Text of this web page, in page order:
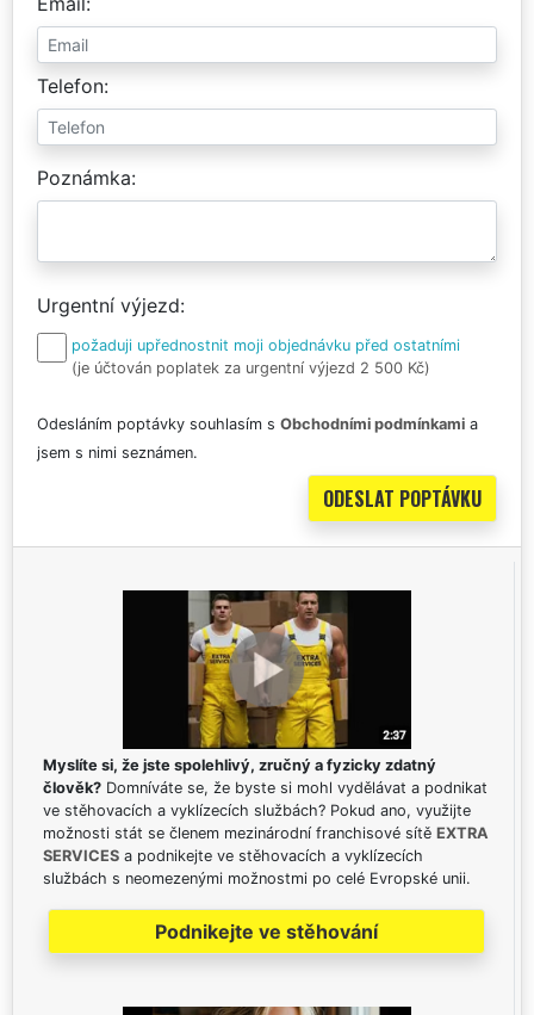
Telefon
Poznámka
Urgentní výjezd
požaduji upřednostnit moji objednávku před ostatními
(je účtován poplatek za urgentní výjezd 2 500 Kč)
Odesláním poptávky souhlasím s Obchodními podmínkami a
jsem s nimi seznámen.
Myslíte si, že jste spolehlivý, zručný a fyzicky zdatný
člověk? Domníváte se, že byste si mohl vydělávat a podnikat
ve stěhovacích a vyklízecích službách? Pokud ano, využijte
možnosti stát se členem mezinárodní franchisové sítě EXTRA
SERVICES a podnikejte ve stěhovacích a vyklízecích
službách s neomezenými možnostmi po celé Evropské unii.
Podnikejte ve stěhování